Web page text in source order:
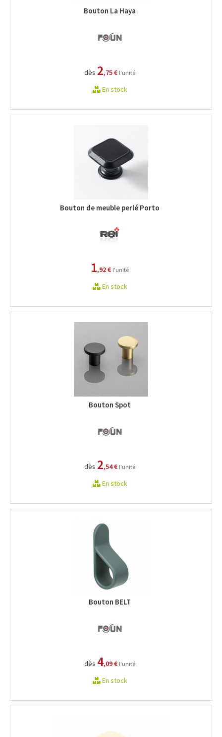
Bouton La Haya
dès 2,75 € l'unité
En stock
Bouton de meuble perlé Porto
1,92 € l'unité
En stock
Bouton Spot
dès 2,54 € l'unité
En stock
Bouton BELT
dès 4,09 € l'unité
En stock